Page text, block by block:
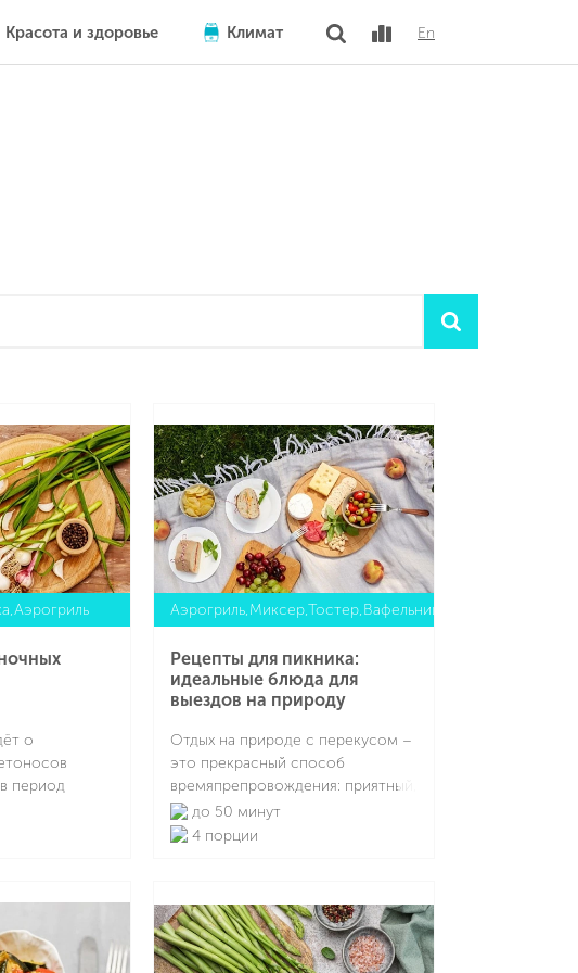
Красота и здоровье Климат En
о
период
на стебле и
и
Такой
кажется
Аэрогриль,Миксер,Тостер,Вафельница
Рецепты для пикника:
идеальные блюда для
выездов на природу
Отдых на природе с перекусом –
это прекрасный способ
времяпрепровождения: приятный,
полезный и интересный. Но к
нему нужно правильно
можно взять на пикник из еды , а
также как всё это приготовить.
до 50 минут
4 порции